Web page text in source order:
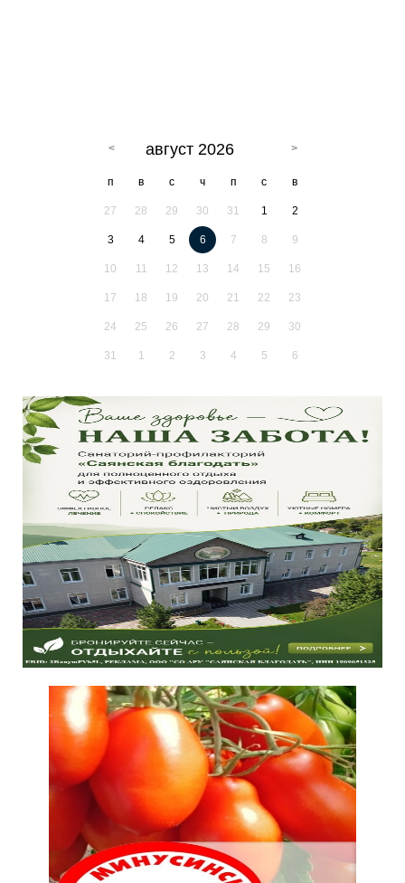
август 2026
п в с ч п с в
27 28 29 30 31 1 2
3 4 5 6 7 8 9
10 11 12 13 14 15 16
17 18 19 20 21 22 23
24 25 26 27 28 29 30
31 1 2 3 4 5 6